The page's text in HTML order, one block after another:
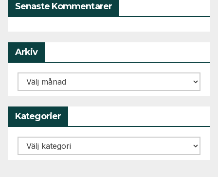
Senaste Kommentarer
Arkiv
Arkiv
Kategorier
Kategorier